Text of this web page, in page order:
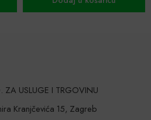
ZA USLUGE I TRGOVINU
Kranjčevića 15, Zagreb